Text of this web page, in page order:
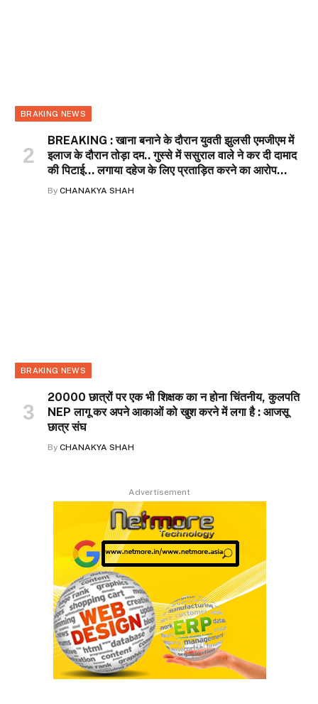
BRAKING NEWS
BREAKING : खाना बनाने के दौरान युवती झुलसी एमजीएम में
इलाज के दौरान तोड़ा दम.. गुस्से में ससुराल वाले ने कर दी दामाद
की पिटाई… लगाया दहेज के लिए प्रताड़ित करने का आरोप…
By CHANAKYA SHAH
BRAKING NEWS
20000 छात्रों पर एक भी शिक्षक का न होना चिंतनीय, कुलपति
NEP लागू कर अपने आकाओं को खुश करने में लगा है : आजसू
छात्र संघ
By CHANAKYA SHAH
Advertisement